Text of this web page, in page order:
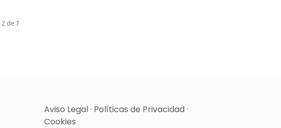
2 de 7
Aviso Legal· Políticas de Privacidad·
Cookies